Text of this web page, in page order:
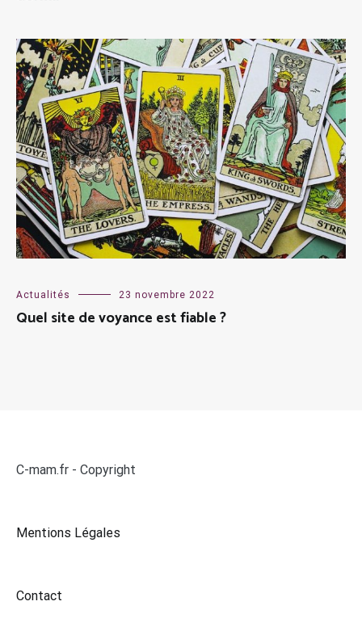
Actualités 23 novembre 2022
Quel site de voyance est fiable ?
C-mam.fr - Copyright
Mentions Légales
Contact